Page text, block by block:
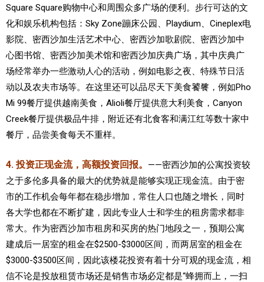
Square Square购物中心和周围众多广场的便利。 步行可达的文
化和娱乐机构包括：Sky Zone蹦床公园、Playdium、Cineplex电
影院、密西沙加生活艺术中心、密西沙加歌剧院、密西沙加中
心图书馆、密西沙加美术馆和密西沙加庆典广场，其中庆典广
场经常举办一些激动人心的活动，例如电影之夜、特殊节日活
动以及农夫市场等。在这里还可以品尽天下美食饕餮，例如Pho
Mi 99餐厅提供越南美食， Alioli餐厅提供意大利美食，Canyon
Creek餐厅提供极品牛排，附近还有北食客和满江红等数十家中
餐厅，品尝美食每天不重样。
4. 投资正现金流，高额投资回报。 ——密西沙加的公寓投资较
之于多伦多具备的最大的优势就是能够实现正现金流。由于密
市的工作机会每年都在稳步增加，常住人口也随之增长，同时
各大学也都在不断扩建，因此专业人士和学生的租房需求都非
常大。作为密西沙加市租房和买房的热门地段之一， 预期公寓
建成后一居室的租金在$2500-$3000区间，而两居室的租金在
$3000-$3500区间，因此该楼花投资有着十分可观的现金流，相
信不论是投放租赁市场还是销售市场必定都是“蜂拥而上，一扫